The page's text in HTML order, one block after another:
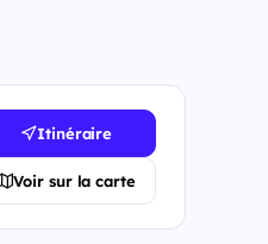
Itinéraire
Voir sur la carte